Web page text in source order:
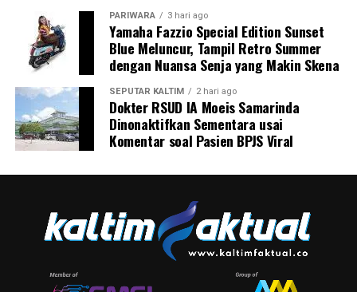
PARIWARA 3 hari ago
Yamaha Fazzio Special Edition Sunset
Blue Meluncur, Tampil Retro Summer
dengan Nuansa Senja yang Makin Skena
SEPUTAR KALTIM 2 hari ago
Dokter RSUD IA Moeis Samarinda
Dinonaktifkan Sementara usai
Komentar soal Pasien BPJS Viral